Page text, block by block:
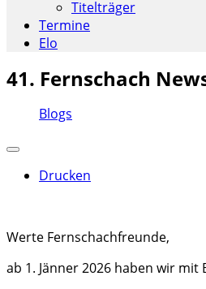
Titelträger
Termine
Elo
41. Fernschach
Blogs
Drucken
Werte Fernschachfreunde,
ab 1. Jänner 2026 haben wir